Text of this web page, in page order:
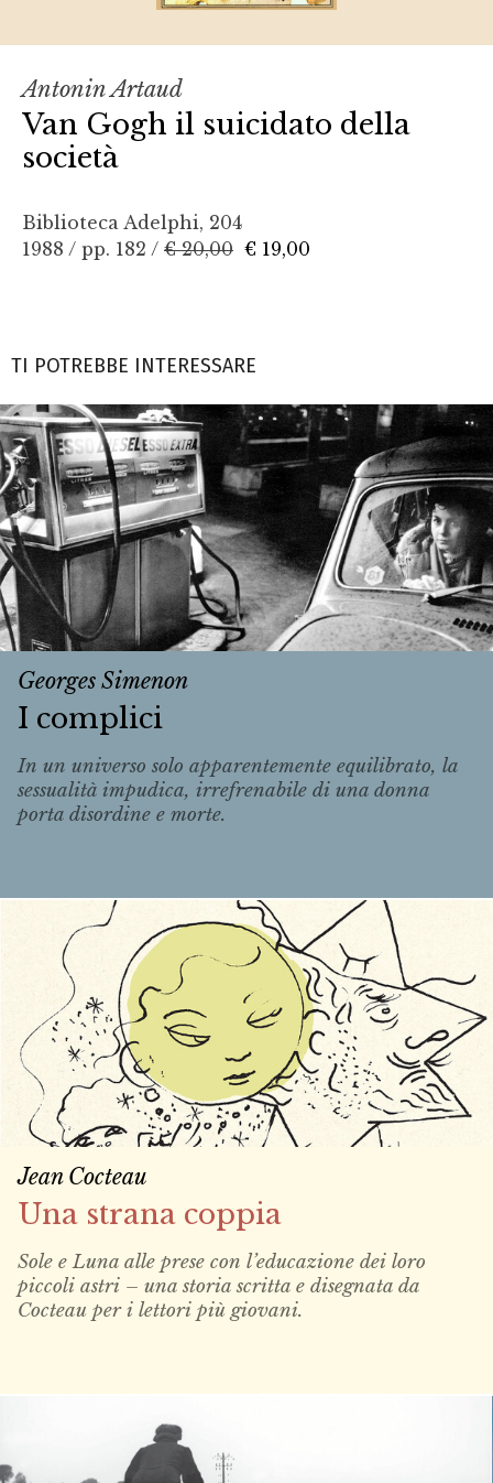
Antonin Artaud
Van Gogh il suicidato della
società
Biblioteca Adelphi, 204
1988 / pp. 182 / € 20,00 € 19,00
TI POTREBBE INTERESSARE
Georges Simenon
I complici
In un universo solo apparentemente equilibrato, la
sessualità impudica, irrefrenabile di una donna
porta disordine e morte.
Jean Cocteau
Una strana coppia
Sole e Luna alle prese con l’educazione dei loro
piccoli astri – una storia scritta e disegnata da
Cocteau per i lettori più giovani.